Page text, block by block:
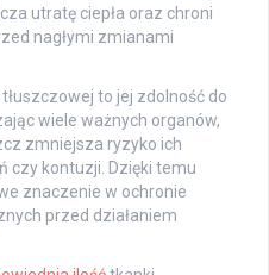
utratę ciepła oraz chroni
nagłymi zmianami
to jej zdolność do
wiele ważnych organów,
zmniejsza ryzyko ich
czy kontuzji. Dzięki temu
znaczenie w ochronie
przed działaniem